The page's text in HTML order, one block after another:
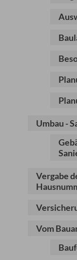
Umbau -
Vergabe
Vom